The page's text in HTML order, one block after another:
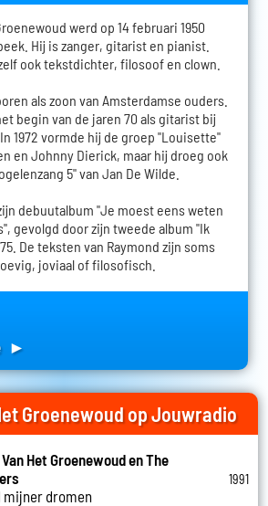
werd op 14 februari 1950
Hij is zanger, gitarist en pianist.
ook tekstdichter, filosoof en clown.
als zoon van Amsterdamse ouders.
begin van de jaren 70 als gitarist bij
1972 vormde hij de groep "Louisette"
en Johnny Dierick, maar hij droeg ook
5" van Jan De Wilde.
debuutalbum "Je moest eens weten
gevolgd door zijn tweede album "Ik
De teksten van Raymond zijn soms
joviaal of filosofisch.
►
Groenewoud op Jouwradio
Het Groenewoud en The
mijner dromen
1991